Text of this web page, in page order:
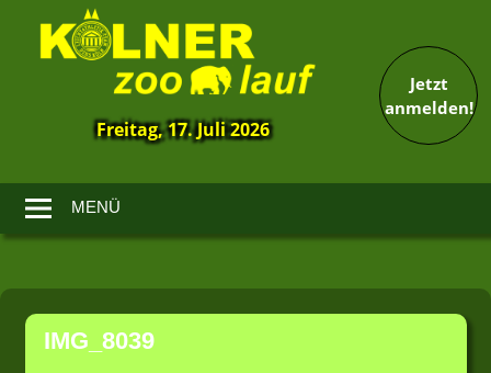
Zoolauf
Freitag, 17. Juli 2026
Jetzt
anmelden!
MENÜ
Zum
Inhalt
springenIMG_8039